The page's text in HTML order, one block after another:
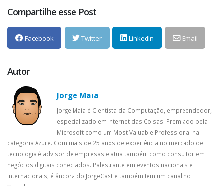
Compartilhe esse Post
Facebook Twitter LinkedIn Email
Autor
Jorge Maia
Jorge Maia é Cientista da Computação, empreendedor,
especializado em Internet das Coisas. Premiado pela
Microsoft como um Most Valuable Professional na
categoria Azure. Com mais de 25 anos de experiência no mercado de
tecnologia é advisor de empresas e atua também como consultor em
negócios digitais conectados. Palestrante em eventos nacionais e
internacionais, é âncora do JorgeCast e também tem um canal no